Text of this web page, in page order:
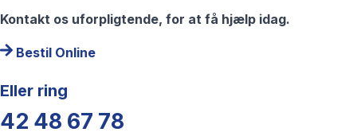
Kontakt os uforpligtende, for at få hjælp idag.
Bestil Online
Eller ring
42 48 67 78